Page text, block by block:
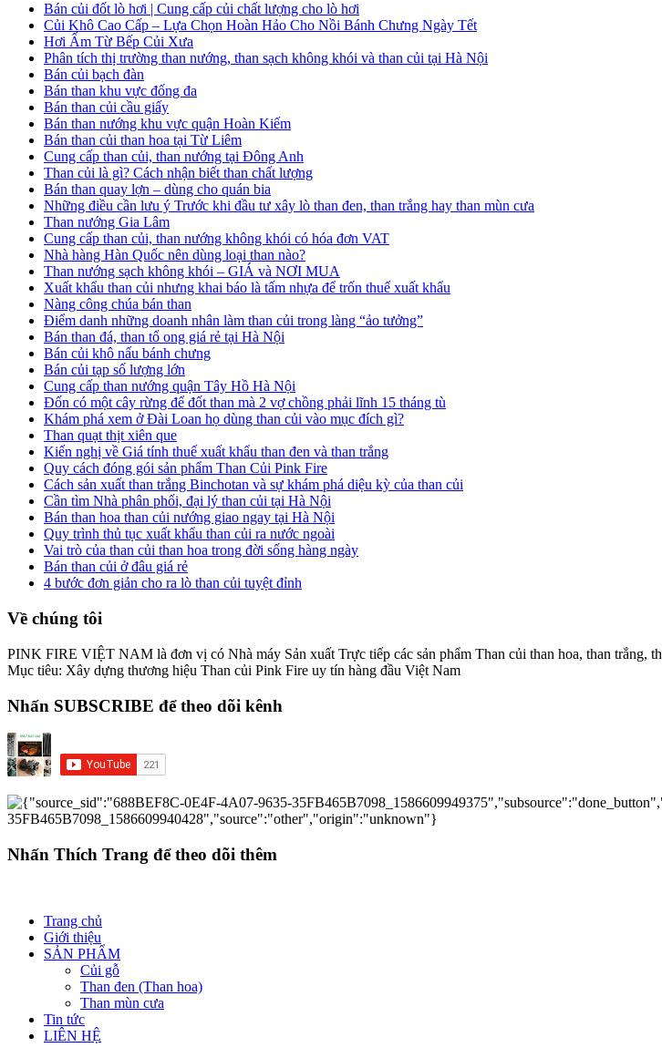
Bán củi đốt lò hơi | Cung cấp củi chất lượng cho lò hơi
Củi Khô Cao Cấp – Lựa Chọn Hoàn Hảo Cho Nồi Bánh Chưng Ngày Tết
Hơi Ấm Từ Bếp Củi Xưa
Phân tích thị trường than nướng, than sạch không khói và than củi tại Hà Nội
Bán củi bạch đàn
Bán than khu vực đống đa
Bán than củi cầu giấy
Bán than nướng khu vực quận Hoàn Kiếm
Bán than củi than hoa tại Từ Liêm
Cung cấp than củi, than nướng tại Đông Anh
Than củi là gì? Cách nhận biết than chất lượng
Bán than quay lợn – dùng cho quán bia
Những điều cần lưu ý Trước khi đầu tư xây lò than đen, than trắng hay than mùn cưa
Than nướng Gia Lâm
Cung cấp than củi, than nướng không khói có hóa đơn VAT
Nhà hàng Hàn Quốc nên dùng loại than nào?
Than nướng sạch không khói – GIÁ và NƠI MUA
Xuất khẩu than củi nhưng khai báo là tấm nhựa để trốn thuế xuất khẩu
Nàng công chúa bán than
Điểm danh những doanh nhân làm than củi trong làng “ảo tưởng”
Bán than đá, than tổ ong giá rẻ tại Hà Nội
Bán củi khô nấu bánh chưng
Bán củi tạp số lượng lớn
Cung cấp than nướng quận Tây Hồ Hà Nội
Đốn có một cây rừng để đốt than mà 2 vợ chồng phải lĩnh 15 tháng tù
Khám phá xem ở Đài Loan họ dùng than củi vào mục đích gì?
Than quạt thịt xiên que
Kiến nghị về Giá tính thuế xuất khẩu than đen và than trắng
Quy cách đóng gói sản phẩm Than Củi Pink Fire
Cách sản xuất than trắng Binchotan và sự khám phá diệu kỳ của than củi
Cần tìm Nhà phân phối, đại lý than củi tại Hà Nội
Bán than hoa than củi nướng giao ngay tại Hà Nội
Quy trình thủ tục xuất khẩu than củi ra nước ngoài
Vai trò của than củi than hoa trong đời sống hàng ngày
Bán than củi ở đâu giá rẻ
4 bước đơn giản cho ra lò than củi tuyệt đỉnh
Về chúng tôi
PINK FIRE VIỆT NAM là đơn vị có Nhà máy Sản xuất Trực tiếp các sản phẩm Than củi than hoa, than trắng,
Mục tiêu: Xây dựng thương hiệu Than củi Pink Fire uy tín hàng đầu Việt Nam
Nhấn SUBSCRIBE để theo dõi kênh
Nhấn Thích Trang để theo dõi thêm
Trang chủ
Giới thiệu
SẢN PHẨM
Củi gỗ
Than đen (Than hoa)
Than mùn cưa
Tin tức
LIÊN HỆ